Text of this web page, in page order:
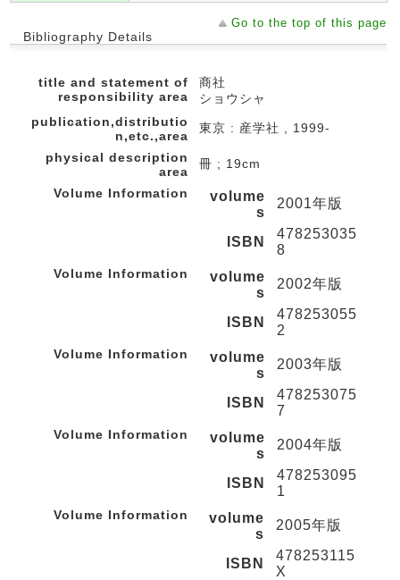
Go to the top of this page
Bibliography Details
title and statement of
responsibility area
商社
ショウシャ
publication,distributio
n,etc.,area
東京 : 産学社 , 1999-
physical description
area
冊 ; 19cm
Volume Information
volume
s
2001年版
ISBN
478253035
8
Volume Information
volume
s
2002年版
ISBN
478253055
2
Volume Information
volume
s
2003年版
ISBN
478253075
7
Volume Information
volume
s
2004年版
ISBN
478253095
1
Volume Information
volume
s
2005年版
ISBN
478253115
X